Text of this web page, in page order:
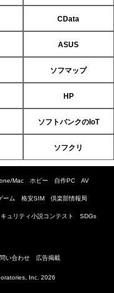
CData
ASUS
ソフマップ
HP
ソフトバンクのIoT
ソフクリ
Mac ホビー 自作PC AV
ーム 格安SIM 倶楽部情報局
ュリティ小説コンテスト SDGs
い合わせ 広告掲載
Inc. 2026